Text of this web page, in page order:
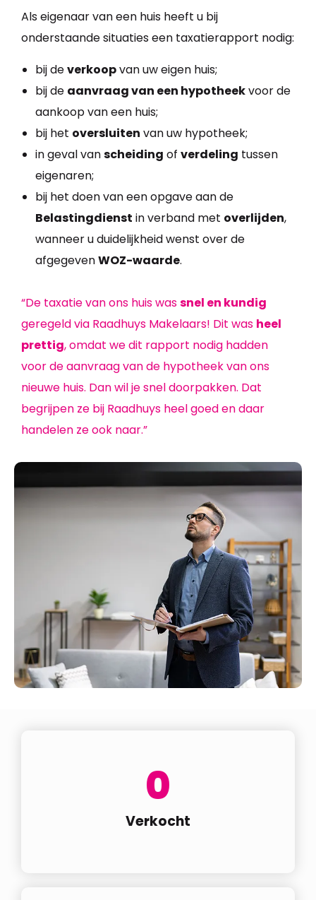
Als eigenaar van een huis heeft u bij
onderstaande situaties een taxatierapport nodig:
bij deverkoopvan uw eigen huis;
bij de aanvraag van een hypotheekvoor de
aankoop van een huis;
bij het oversluiten van uw hypotheek;
in geval vanscheiding of verdeling tussen
eigenaren;
bij het doen van een opgave aan de
Belastingdienst in verband met overlijden,
wanneer u duidelijkheid wenst over de
afgegevenWOZ-waarde.
“De taxatie van ons huis wassnel en kundig
geregeld via Raadhuys Makelaars! Dit was heel
prettig, omdat we dit rapport nodig hadden
voor de aanvraag van de hypotheek van ons
nieuwe huis. Dan wil je snel doorpakken. Dat
begrijpen ze bij Raadhuys heel goed en daar
handelen ze ook naar.”
Verkocht
0